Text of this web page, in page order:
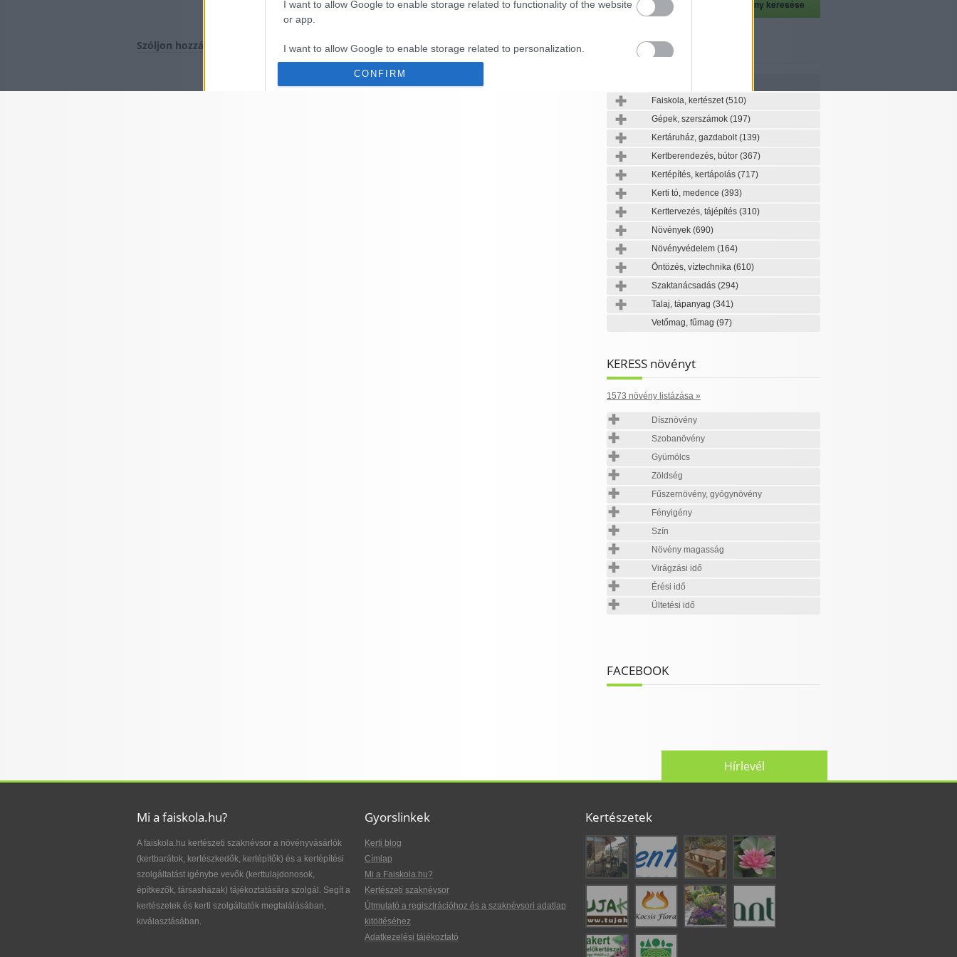
I want to allow Google to enable storage related to functionality of the website
or app.
I want to allow Google to enable storage related to personalization.
authentication functionality and fraud prevention, and other user protection.
CONFIRM
Szóljon hozzá! Kertészeti szaknévsor
Faiskola, kertészet(510)
Gépek, szerszámok (197)
Kertáruház, gazdabolt(139)
Kertberendezés, bútor (367)
Kertépítés, kertápolás (717)
Kerti tó, medence (393)
Kerttervezés, tájépítés (310)
Növények (690)
Növényvédelem (164)
Öntözés, víztechnika (610)
Szaktanácsadás (294)
Talaj, tápanyag (341)
Vetőmag, fűmag (97)
KERESS növényt
1573 növény listázása »
Dísznövény
Szobanövény
Gyümölcs
Zöldség
Fűszernövény, gyógynövény
Fényigény
Szín
Növény magasság
Virágzási idő
Érési idő
Ültetési idő
FACEBOOK
Hírlevél
Mi a faiskola.hu?
A faiskola.hu kertészeti szaknévsor a növényvásárlók
(kertbarátok, kertészkedők, kertépítők) és a kertépítési
szolgáltatást igénybe vevők (kerttulajdonosok,
építkezők, társasházak) tájékoztatására szolgál. Segít a
kertészetek és kerti szolgáltatók megtalálásában,
kiválasztásában.
Gyorslinkek
Kerti blog
Címlap
Mi a Faiskola.hu?
Kertészeti szaknévsor
Útmutató a regisztrációhoz és a szaknévsori adatlap
kitöltéséhez
Adatkezelési tájékoztató
Kertészetek